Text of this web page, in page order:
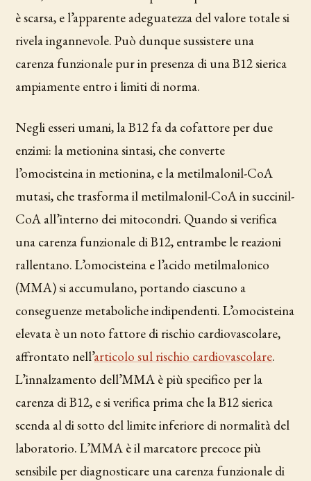
è scarsa, e l’apparente adeguatezza del valore totale si
rivela ingannevole. Può dunque sussistere una
carenza funzionale pur in presenza di una B12 sierica
ampiamente entro i limiti di norma.
Negli esseri umani, la B12 fa da cofattore per due
enzimi: la metionina sintasi, che converte
l’omocisteina in metionina, e la metilmalonil-CoA
mutasi, che trasforma il metilmalonil-CoA in succinil-
CoA all’interno dei mitocondri. Quando si verifica
una carenza funzionale di B12, entrambe le reazioni
rallentano. L’omocisteina e l’acido metilmalonico
(MMA) si accumulano, portando ciascuno a
conseguenze metaboliche indipendenti. L’omocisteina
elevata è un noto fattore di rischio cardiovascolare,
affrontato nell’articolo sul rischio cardiovascolare.
L’innalzamento dell’MMA è più specifico per la
carenza di B12, e si verifica prima che la B12 sierica
scenda al di sotto del limite inferiore di normalità del
laboratorio. L’MMA è il marcatore precoce più
sensibile per diagnosticare una carenza funzionale di